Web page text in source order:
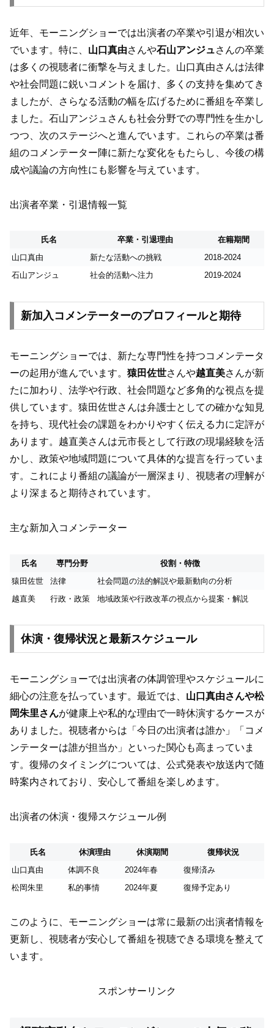
近年、モーニングショーでは出演者の卒業や引退が相次い
でいます。特に、 山口真由さんや石山アンジュさんの卒業
は多くの視聴者に衝撃を与えました。山口真由さんは法律
や社会問題に鋭いコメントを届け、多くの支持を集めてき
ましたが、さらなる活動の幅を広げるために番組を卒業し
ました。石山アンジュさんも社会分野での専門性を生かし
つつ、次のステージへと進んでいます。これらの卒業は番
組のコメンテーター陣に新たな変化をもたらし、今後の構
成や議論の方向性にも影響を与えています。
出演者卒業・引退情報一覧
氏名 卒業・引退理由
在籍期間
山口真由
新たな活動への挑戦
2018-2024
石山アンジュ
社会的活動へ注力 2019-2024
新加入コメンテーターのプロフィールと期待
モーニングショーでは、新たな専門性を持つコメンテータ
ーの起用が進んでいます。 猿田佐世さんや越直美さんが新
たに加わり、法学や行政、社会問題など多角的な視点を提
供しています。猿田佐世さんは弁護士としての確かな知見
を持ち、現代社会の課題をわかりやすく伝える力に定評が
あります。越直美さんは元市長として行政の現場経験を活
かし、政策や地域問題について具体的な提言を行っていま
す。これにより番組の議論が一層深まり、視聴者の理解が
より深まると期待されています。
主な新加入コメンテーター
氏名 専門分野
役割・特徴
猿田佐世
法律
社会問題の法的解説や最新動向の分析
越直美
行政・政策 地域政策や行政改革の視点から提案・解説
休演・復帰状況と最新スケジュール
モーニングショーでは出演者の体調管理やスケジュールに
細心の注意を払っています。最近では、 山口真由さんや松
岡朱里さんが健康上や私的な理由で一時休演するケースが
ありました。視聴者からは「今日の出演者は誰か」「コメ
ンテーターは誰が担当か」といった関心も高まっていま
す。復帰のタイミングについては、公式発表や放送内で随
時案内されており、安心して番組を楽しめます。
出演者の休演・復帰スケジュール例
氏名 休演理由 休演期間
復帰状況
山口真由
体調不良 2024年春
復帰済み
松岡朱里
私的事情 2024年夏 復帰予定あり
このように、モーニングショーは常に最新の出演者情報を
更新し、視聴者が安心して番組を視聴できる環境を整えて
います。
スポンサーリンク